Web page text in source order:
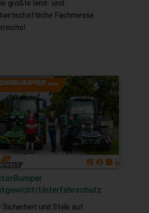
größte land- und
Fachmesse
Unterfahrschutz
Sicherheit und Style auf